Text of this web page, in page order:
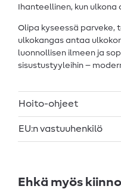
Ihanteellinen, kun
Olipa kyseessä parveke,
ulkokangas antaa
luonnollisen ilmeen ja
sisustustyyleihin –
Hoito-ohjeet
EU:n vastuuhenkilö
Ehkä myös